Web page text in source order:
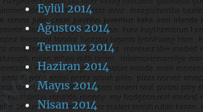
Eylül 2014
Ağustos 2014
Temmuz 2014
Haziran 2014
Mayıs 2014
Nisan 2014